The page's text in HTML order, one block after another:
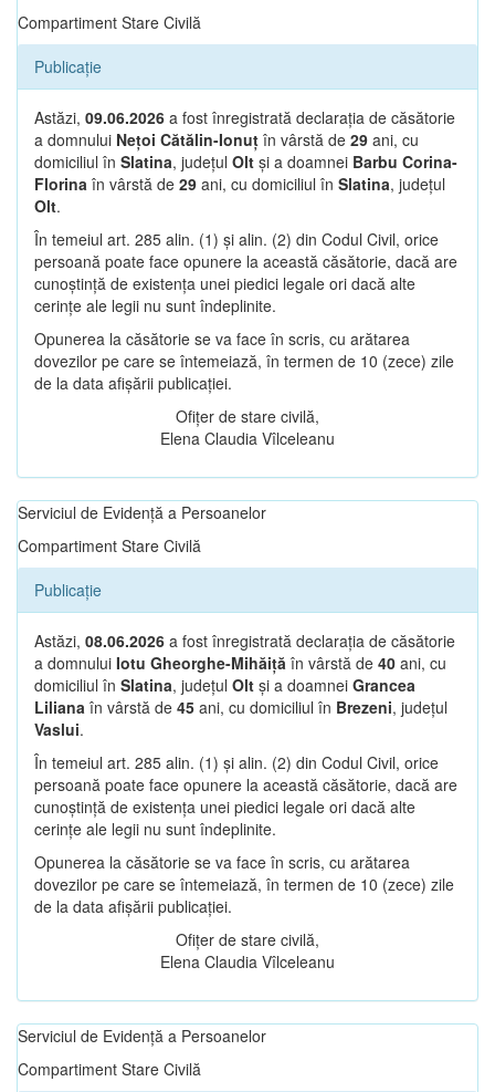
Compartiment Stare Civilă
Publicație
Astăzi, 09.06.2026 a fost înregistrată declarația de căsătorie
a domnului Nețoi Cătălin-Ionuț în vârstă de 29 ani, cu
domiciliul în Slatina, județul Olt și a doamnei Barbu Corina-
Florina în vârstă de 29 ani, cu domiciliul în Slatina, județul
Olt.
În temeiul art. 285 alin. (1) și alin. (2) din Codul Civil, orice
persoană poate face opunere la această căsătorie, dacă are
cunoștință de existența unei piedici legale ori dacă alte
cerințe ale legii nu sunt îndeplinite.
Opunerea la căsătorie se va face în scris, cu arătarea
dovezilor pe care se întemeiază, în termen de 10 (zece) zile
de la data afișării publicației.
Ofițer de stare civilă,
Elena Claudia Vîlceleanu
Serviciul de Evidență a Persoanelor
Compartiment Stare Civilă
Publicație
Astăzi, 08.06.2026 a fost înregistrată declarația de căsătorie
a domnului Iotu Gheorghe-Mihăiță în vârstă de 40 ani, cu
domiciliul în Slatina, județul Olt și a doamnei Grancea
Liliana în vârstă de 45 ani, cu domiciliul în Brezeni, județul
Vaslui.
În temeiul art. 285 alin. (1) și alin. (2) din Codul Civil, orice
persoană poate face opunere la această căsătorie, dacă are
cunoștință de existența unei piedici legale ori dacă alte
cerințe ale legii nu sunt îndeplinite.
Opunerea la căsătorie se va face în scris, cu arătarea
dovezilor pe care se întemeiază, în termen de 10 (zece) zile
de la data afișării publicației.
Ofițer de stare civilă,
Elena Claudia Vîlceleanu
Serviciul de Evidență a Persoanelor
Compartiment Stare Civilă